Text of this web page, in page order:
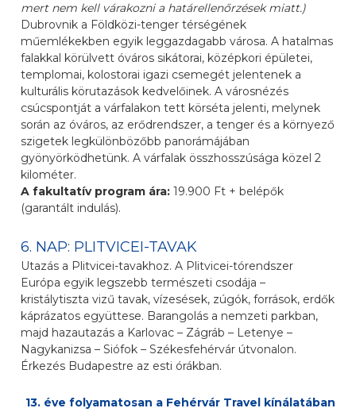
mert nem kell várakozni a határellenőrzések miatt.)
Dubrovnik a Földközi-tenger térségének
műemlékekben egyik leggazdagabb városa. A hatalmas
falakkal körülvett óváros sikátorai, középkori épületei,
templomai, kolostorai igazi csemegét jelentenek a
kulturális körutazások kedvelőinek. A városnézés
csúcspontját a várfalakon tett körséta jelenti, melynek
során az óváros, az erődrendszer, a tenger és a környező
szigetek legkülönbözőbb panorámájában
gyönyörködhetünk. A várfalak összhosszúsága közel 2
kilométer.
A fakultatív program ára:19.900 Ft + belépők
(garantált indulás).
6. NAP: PLITVICEI-TAVAK
Utazás a Plitvicei-tavakhoz. A Plitvicei-tórendszer
Európa egyik legszebb természeti csodája –
kristálytiszta vizű tavak, vízesések, zúgók, források, erdők
káprázatos együttese. Barangolás a nemzeti parkban,
majd hazautazás a Karlovac – Zágráb – Letenye –
Nagykanizsa – Siófok – Székesfehérvár útvonalon.
Érkezés Budapestre az esti órákban.
13. éve folyamatosan a Fehérvár Travel kínálatában